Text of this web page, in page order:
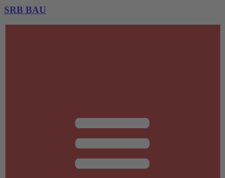
SRB BAU